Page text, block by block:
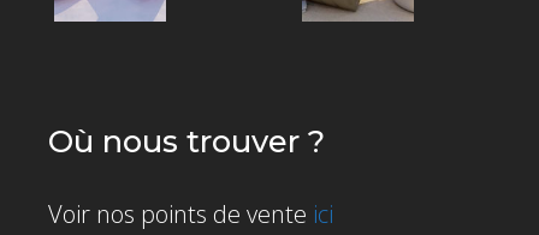
Où nous trouver ?
Voir nos points de vente ici